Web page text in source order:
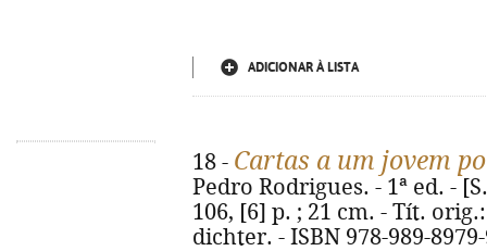
ADICIONAR À LISTA
18 - Cartas a um jovem
Pedro Rodrigues. - 1ª ed. -
106, [6] p. ; 21 cm. - Tít.
dichter. - ISBN 978-989-